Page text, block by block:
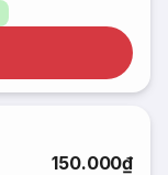
150.000₫